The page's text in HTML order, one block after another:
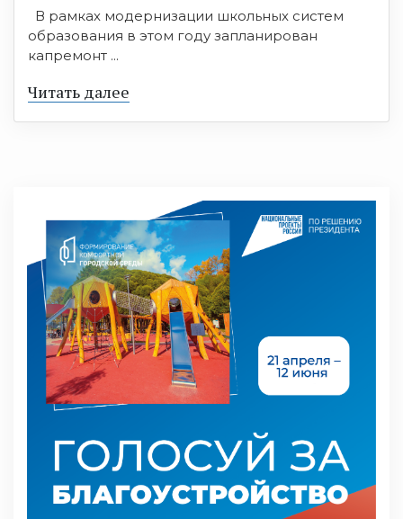
В рамках модернизации школьных систем
образования в этом году запланирован
капремонт ...
Читать далее